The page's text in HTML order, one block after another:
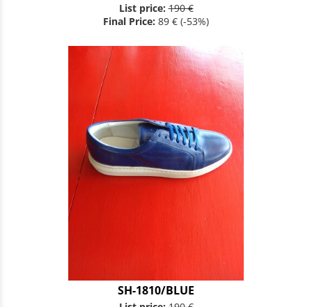
List price: 190 €
Final Price: 89 € (-53%)
SH-1810/BLUE